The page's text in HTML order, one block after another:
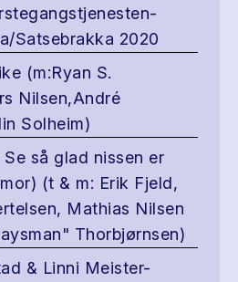
Satsebrakka 2020
(m:Ryan S.
Nilsen,André
Solheim)
så glad nissen er
(t & m: Erik Fjeld,
Mathias Nilsen
Thorbjørnsen)
& Linni Meister-